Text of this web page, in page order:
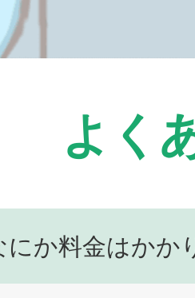
よく
か料金はかか